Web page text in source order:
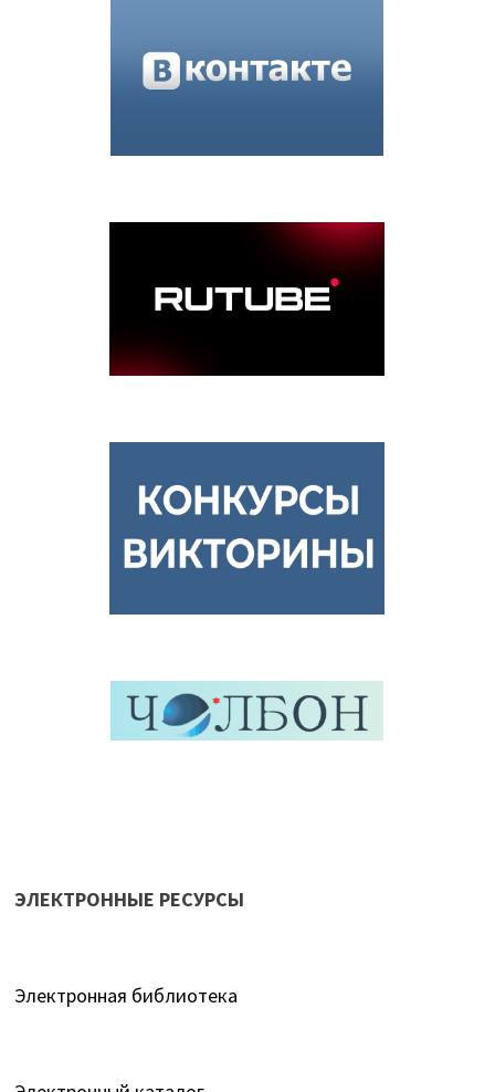
ЭЛЕКТРОННЫЕ РЕСУРСЫ
Электронная библиотека